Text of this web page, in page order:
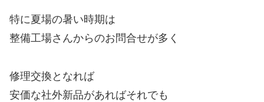
特に夏場の暑い時期は
整備工場さんからのお問合せが多く
修理交換となれば
安価な社外新品があればそれでも